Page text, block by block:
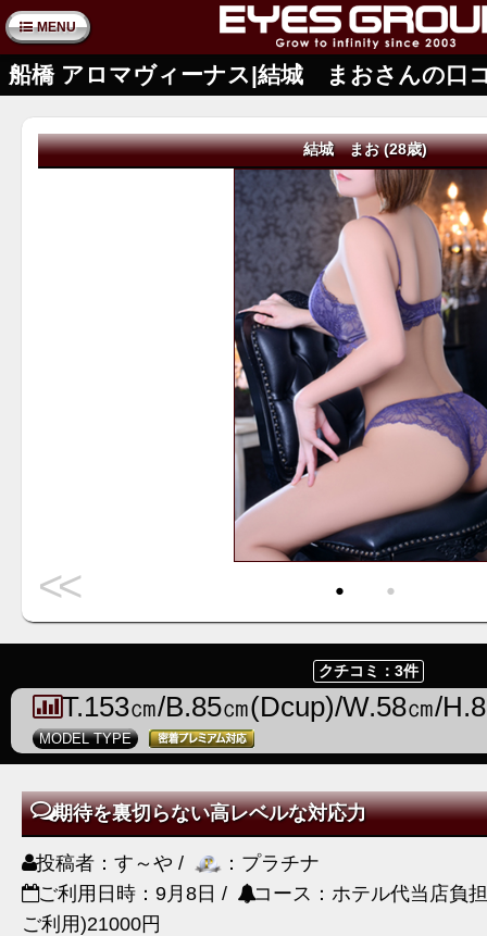
MENU
船橋 アロマヴィーナス|結城 まおさんの口
結城 まお (28歳)
<< ・ ・
クチコミ：3件
T.153㎝/B.85㎝(Dcup)/W.58㎝/
MODEL TYPE
期待を裏切らない高レベルな対応力
投稿者：す～や /
：プラチナ
ご利用日時：9月8日 /
コース：ホテル代当店負
ご利用)21000円